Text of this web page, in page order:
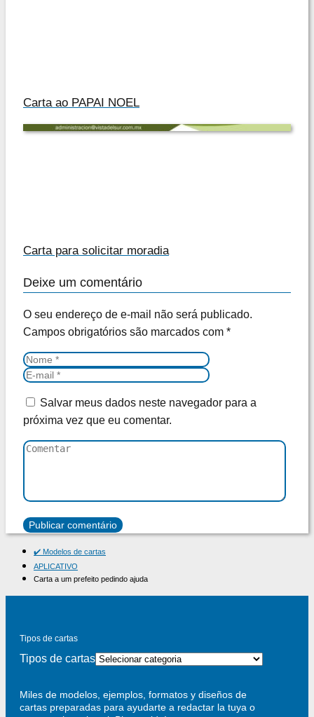
Carta ao PAPAI NOEL
Carta para solicitar moradia
Deixe um comentário
O seu endereço de e-mail não será publicado.
Campos obrigatórios são marcados com *
Salvar meus dados neste navegador para a
próxima vez que eu comentar.
✔️ Modelos de cartas
APLICATIVO
Carta a um prefeito pedindo ajuda
Tipos de cartas
Tipos de cartas
Miles de modelos, ejemplos, formatos y diseños de
cartas preparadas para ayudarte a redactar la tuya o